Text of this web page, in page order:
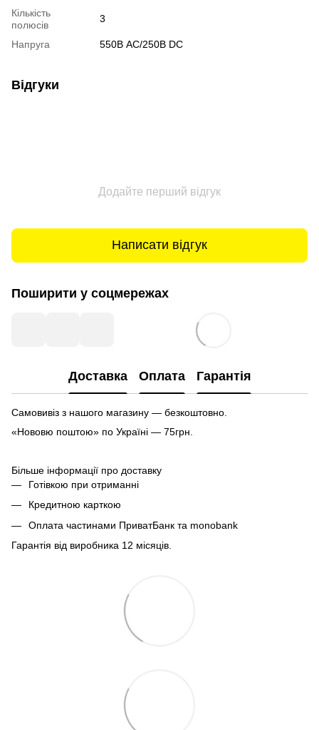
Кількість
полюсів
3
Напруга 550В AC/250В DC
Відгуки
Додайте перший відгук
Написати відгук
Поширити у соцмережах
Доставка Оплата Гарантія
Самовивіз з нашого магазину — безкоштовно.
«Нововю поштою» по Україні — 75грн.
Більше інформації про доставку
Готівкою при отриманні
Кредитною карткою
Оплата частинами ПриватБанк та monobank
Гарантія від виробника 12 місяців.